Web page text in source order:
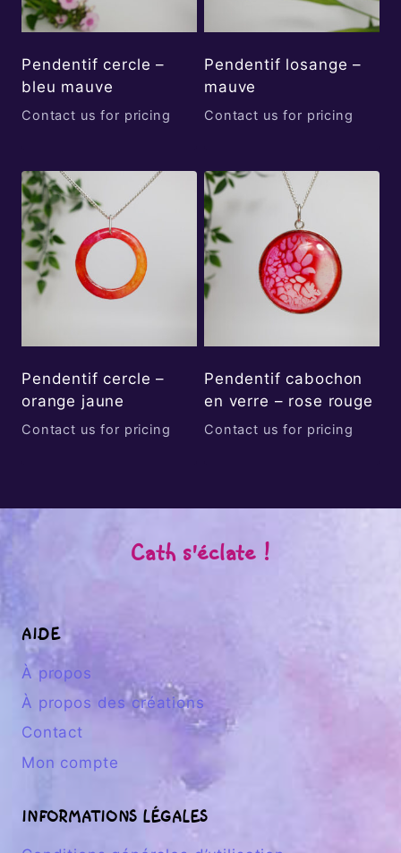
Pendentif cercle –
bleu mauve
Contact us for pricing
Pendentif losange –
mauve
Contact us for pricing
Pendentif cercle –
orange jaune
Contact us for pricing
Pendentif cabochon
en verre – rose rouge
Contact us for pricing
Cath s'éclate !
AIDE
À propos
À propos des créations
Contact
Mon compte
INFORMATIONS LÉGALES